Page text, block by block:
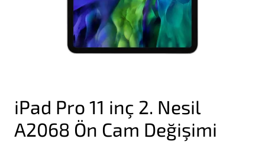
iPad Pro 11 inç 2. Nesil
A2068 Ön Cam Değişimi